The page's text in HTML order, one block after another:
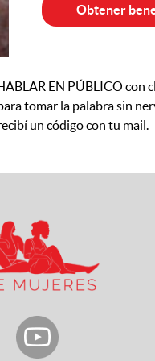
Obtener
EN PÚBLICO con
tomar la palabra sin
un código con tu mail.